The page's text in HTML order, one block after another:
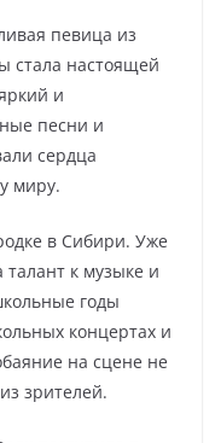
певица из
стала настоящей
и
песни и
сердца
миру.
в Сибири. Уже
талант к музыке и
годы
концертах и
на сцене не
зрителей.